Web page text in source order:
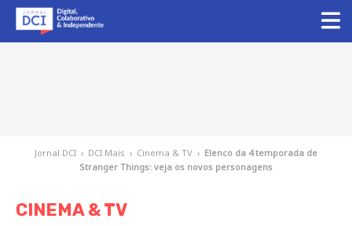
Jornal DCI › DCI Mais › Cinema & TV › Elenco da 4 temporada de
Stranger Things: veja os novos personagens
CINEMA & TV